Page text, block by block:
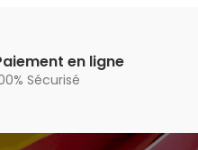
en ligne
Sécurisé